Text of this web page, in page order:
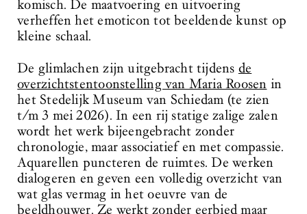
komisch. De maatvoering en uitvoering
verheffen het emoticon tot beeldende kunst op
kleine schaal.
De glimlachen zijn uitgebracht tijdens de
overzichtstentoonstelling van Maria Roosen in
het Stedelijk Museum van Schiedam (te zien
t/m 3 mei 2026). In een rij statige zalige zalen
wordt het werk bijeengebracht zonder
chronologie, maar associatief en met compassie.
Aquarellen puncteren de ruimtes. De werken
dialogeren en geven een volledig overzicht van
wat glas vermag in het oeuvre van de
beeldhouwer. Ze werkt zonder eerbied maar